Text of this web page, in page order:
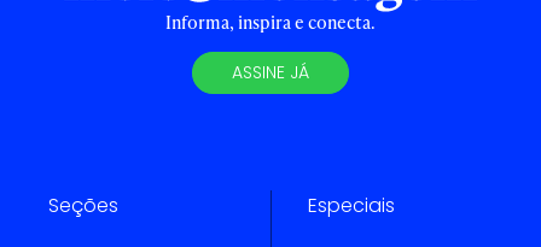
Informa, inspira e conecta.
ASSINE JÁ
Seções Especiais